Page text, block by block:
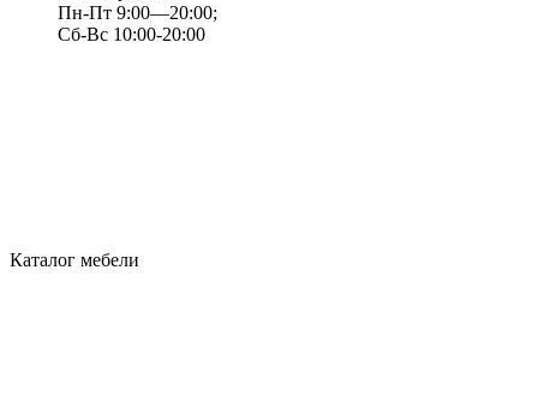
Пн-Пт 9:00—20:00;
Сб-Вс 10:00-20:00
Каталог мебели